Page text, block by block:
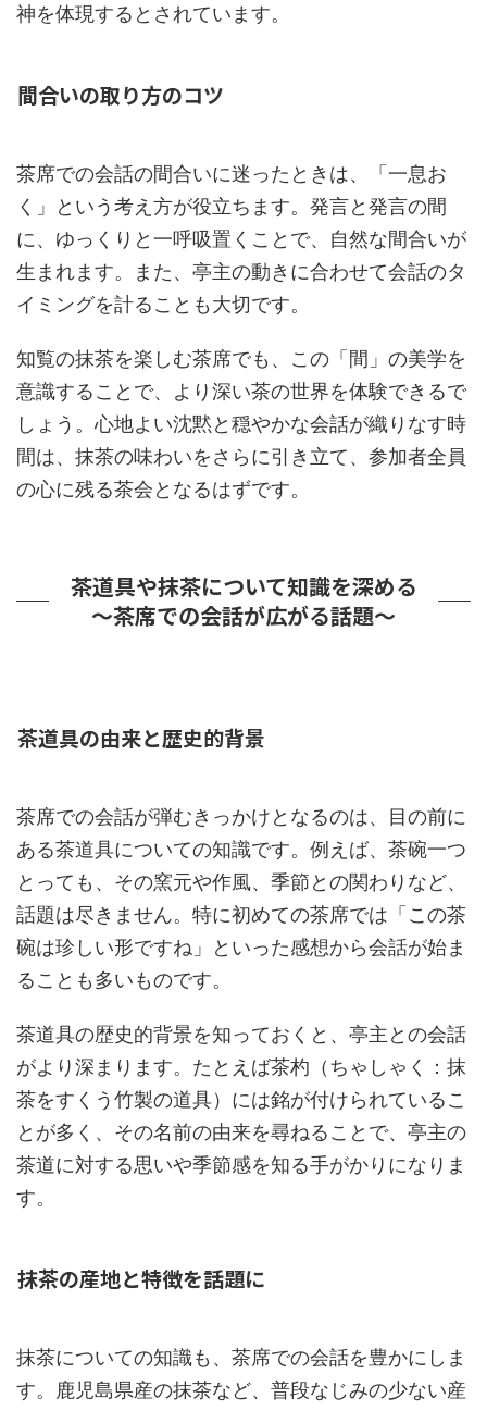
神を体現するとされています。
間合いの取り方のコツ
茶席での会話の間合いに迷ったときは、「一息お
く」という考え方が役立ちます。発言と発言の間
に、ゆっくりと一呼吸置くことで、自然な間合いが
生まれます。また、亭主の動きに合わせて会話のタ
イミングを計ることも大切です。
知覧の抹茶を楽しむ茶席でも、この「間」の美学を
意識することで、より深い茶の世界を体験できるで
しょう。心地よい沈黙と穏やかな会話が織りなす時
間は、抹茶の味わいをさらに引き立て、参加者全員
の心に残る茶会となるはずです。
茶道具や抹茶について知識を深める
～茶席での会話が広がる話題～
茶道具の由来と歴史的背景
茶席での会話が弾むきっかけとなるのは、目の前に
ある茶道具についての知識です。例えば、茶碗一つ
とっても、その窯元や作風、季節との関わりなど、
話題は尽きません。特に初めての茶席では「この茶
碗は珍しい形ですね」といった感想から会話が始ま
ることも多いものです。
茶道具の歴史的背景を知っておくと、亭主との会話
がより深まります。たとえば茶杓（ちゃしゃく：抹
茶をすくう竹製の道具）には銘が付けられているこ
とが多く、その名前の由来を尋ねることで、亭主の
茶道に対する思いや季節感を知る手がかりになりま
す。
抹茶の産地と特徴を話題に
抹茶についての知識も、茶席での会話を豊かにしま
す。鹿児島県産の抹茶など、普段なじみの少ない産